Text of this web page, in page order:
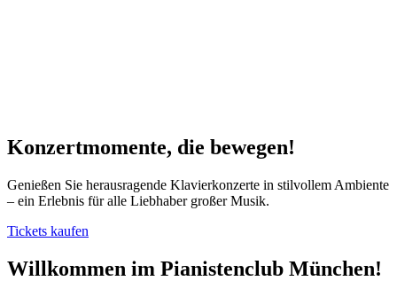
Konzertmomente, die bewegen!
Genießen Sie herausragende Klavierkonzerte in stilvollem Ambiente
– ein Erlebnis für alle Liebhaber großer Musik.
Tickets kaufen
Willkommen im Pianistenclub München!